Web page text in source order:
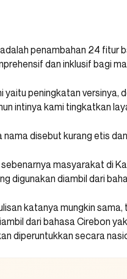
penambahan 24 fitur
dan inklusif bagi
yaitu peningkatan versinya,
intinya kami tingkatkan
disebut kurang etis
masyarakat di
digunakan diambil dari
katanya mungkin
dari bahasa Cirebon
diperuntukkan secara